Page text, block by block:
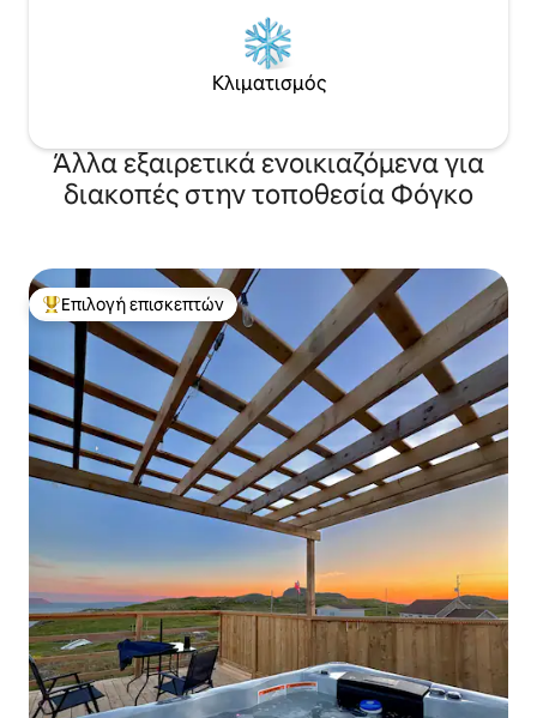
Κλιματισμός
Άλλα εξαιρετικά ενοικιαζόμενα για
διακοπές στην τοποθεσία Φόγκο
Κορυφαία επιλογή επισκεπτών
Επιλογή επισκεπτών